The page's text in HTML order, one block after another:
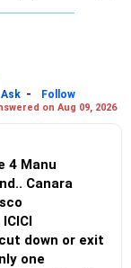
सुविधाओं के माध्यम
है।
व्यापक सॉफ्टवेयर-
प्लेसमेंट दरें और
चुनें। एक समृद्ध
के लिए
Ask -
Follow
on Aug 09, 2026
or exit
one